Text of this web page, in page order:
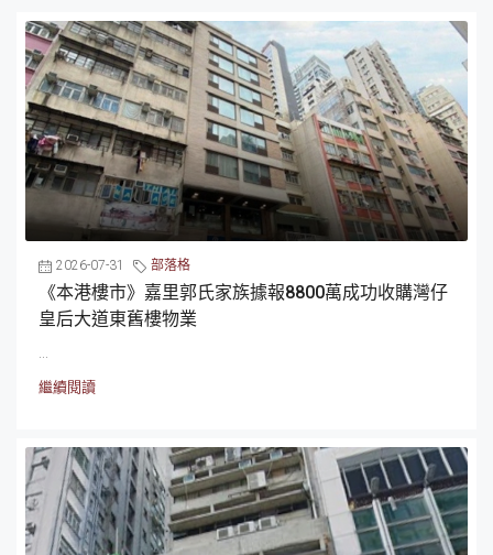
2026-07-31 部落格
《本港樓市》嘉里郭氏家族據報8800萬成功收購灣仔
皇后大道東舊樓物業
...
繼續閱讀